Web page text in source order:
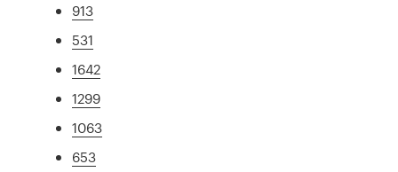
913
531
1642
1299
1063
653